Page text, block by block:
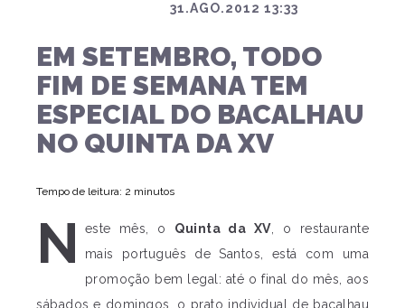
Publicar no X
31.AGO.2012 13:33
EM SETEMBRO, TODO
FIM DE SEMANA TEM
ESPECIAL DO BACALHAU
NO QUINTA DA XV
Tempo de leitura: 2 minutos
N este mês, o Quinta da XV, o restaurante
mais português de Santos, está com uma
promoção bem legal: até o final do mês, aos
sábados e domingos, o prato individual de bacalhau